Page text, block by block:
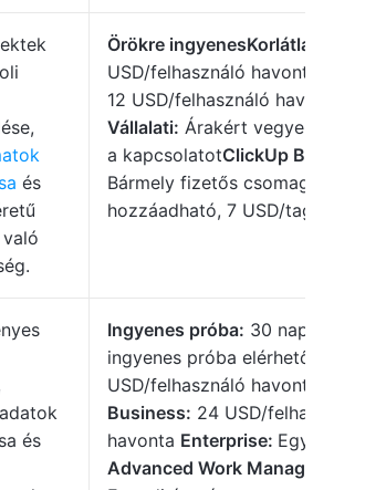
és
Örökre ingyenesKorlátlan:
USD/felhasználó havonta
12 USD/felhasználó havonta
Vállalati: Árakért vegye fel velünk
a kapcsolatotClickUp Brain:
Bármely fizetős csomaghoz
hozzáadható, 7 USD/tag havonta
és
Ingyenes próba: 30 napos
ingyenes próba elérhető
USD/felhasználó havonta
Business: 24 USD/felhasználó
havonta Enterprise: Egyedi árazás
Advanced Work Management: